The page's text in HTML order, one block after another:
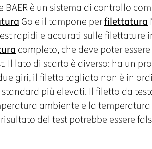
BAER è un sistema di controllo
Go e il tampone perfilettatura
rapidi e accurati sulle filettature
completo, che deve poter
Il lato di scarto è diverso: ha un
giri, il filetto tagliato non è in
più elevati. Il filetto da
ambiente e la
del test potrebbe essere